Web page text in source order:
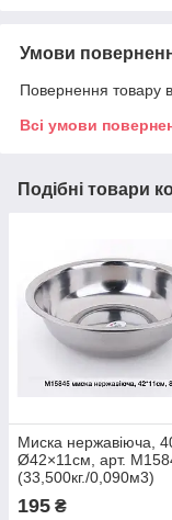
Умови
Повернення товару
Всі умови
Подібні товари
Миска нержавіюча,
Ø42×11см, арт.
(33,500кг./0,090м3)
195 ₴